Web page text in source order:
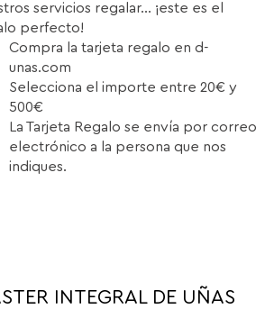
servicios regalar... ¡este es el
perfecto!
Compra la tarjeta regalo en d-
unas.com
Selecciona el importe entre 20€ y
500€
La Tarjeta Regalo se envía por correo
electrónico a la persona que nos
indiques.
INTEGRAL DE UÑAS